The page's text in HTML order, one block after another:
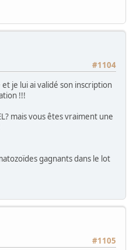
#1104
je lui ai validé son inscription
!!!
mais vous êtes vraiment une
gagnants dans le lot
#1105